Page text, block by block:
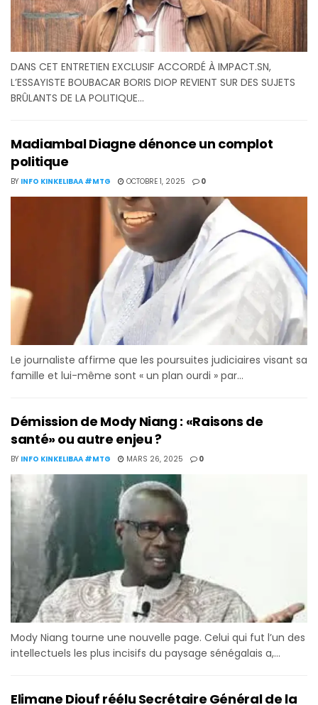
DANS CET ENTRETIEN EXCLUSIF ACCORDÉ À IMPACT.SN,
L’ESSAYISTE BOUBACAR BORIS DIOP REVIENT SUR DES SUJETS
BRÛLANTS DE LA POLITIQUE...
Madiambal Diagne dénonce un complot
politique
BY INFO KINKELIBAA #MTG OCTOBRE 1, 2025 0
Le journaliste affirme que les poursuites judiciaires visant sa
famille et lui-même sont « un plan ourdi » par...
Démission de Mody Niang : «Raisons de
santé» ou autre enjeu ?
BY INFO KINKELIBAA #MTG MARS 26, 2025 0
Mody Niang tourne une nouvelle page. Celui qui fut l’un des
intellectuels les plus incisifs du paysage sénégalais a,...
Elimane Diouf réélu Secrétaire Général de la